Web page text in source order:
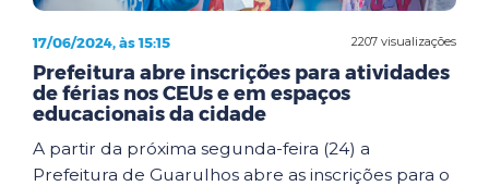
2207 visualizações
17/06/2024, às 15:15
Prefeitura abre inscrições para atividades
de férias nos CEUs e em espaços
educacionais da cidade
A partir da próxima segunda-feira (24) a
Prefeitura de Guarulhos abre as inscrições para o